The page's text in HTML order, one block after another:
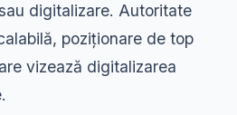
digitalizare. Autoritate
poziționare de top
vizează digitalizarea